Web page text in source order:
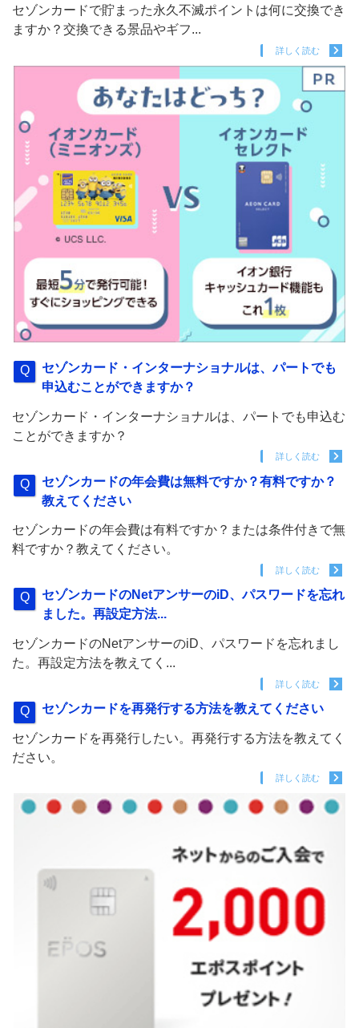
セゾンカードで貯まった永久不滅ポイントは何に交換でき
ますか？交換できる景品やギフ...
詳しく読む
セゾンカード・インターナショナルは、パートでも
申込むことができますか？
セゾンカード・インターナショナルは、パートでも申込む
ことができますか？
詳しく読む
セゾンカードの年会費は無料ですか？有料ですか？
教えてください
セゾンカードの年会費は有料ですか？または条件付きで無
料ですか？教えてください。
詳しく読む
セゾンカードのNetアンサーのiD、パスワードを忘れ
ました。再設定方法...
セゾンカードのNetアンサーのiD、パスワードを忘れまし
た。再設定方法を教えてく...
詳しく読む
セゾンカードを再発行する方法を教えてください
セゾンカードを再発行したい。再発行する方法を教えてく
ださい。
詳しく読む